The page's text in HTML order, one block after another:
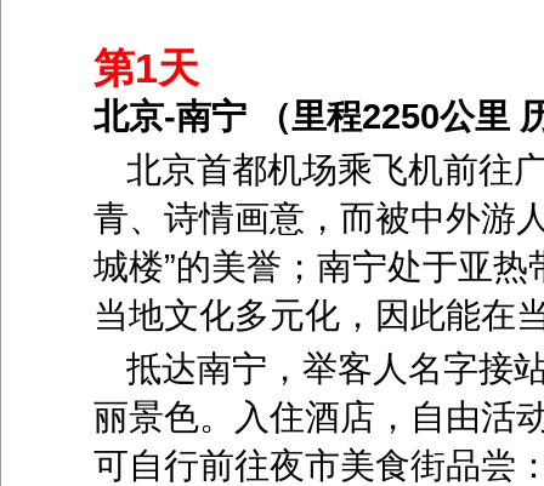
第1天
北京-南宁 （里程2250公里
北京首都机场乘飞机前往
青、诗情画意，而被中外游
城楼”的美誉；南宁处于亚
当地文化多元化，因此能在
抵达南宁，举客人名字接
丽景色。入住酒店，自由活
可自行前往夜市美食街品尝